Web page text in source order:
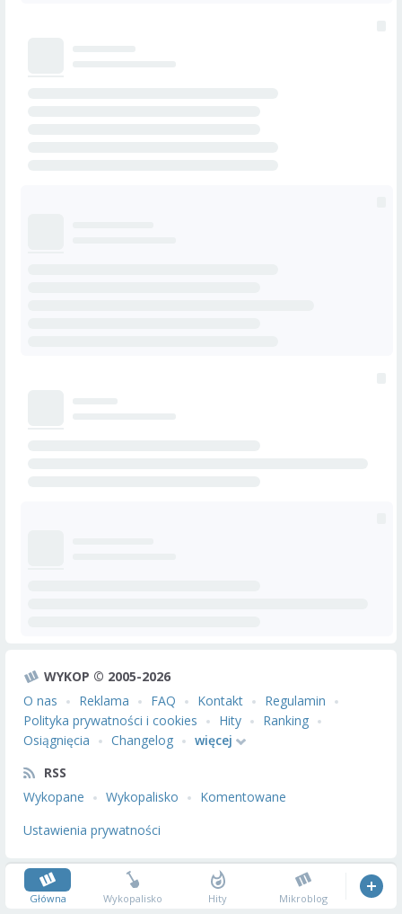
WYKOP © 2005-2026
O nas
Reklama FAQ Kontakt
Regulamin
Polityka prywatności i cookies
Hity
Ranking
Osiągnięcia
Changelog
więcej
RSS
Wykopane
Wykopalisko
Komentowane
Ustawienia prywatności
Główna Wykopalisko Hity Mikroblog